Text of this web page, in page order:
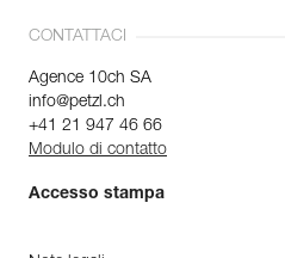
CONTATTACI
Agence 10ch SA
info@petzl.ch
+41 21 947 46 66
Modulo di contatto
Accesso stampa